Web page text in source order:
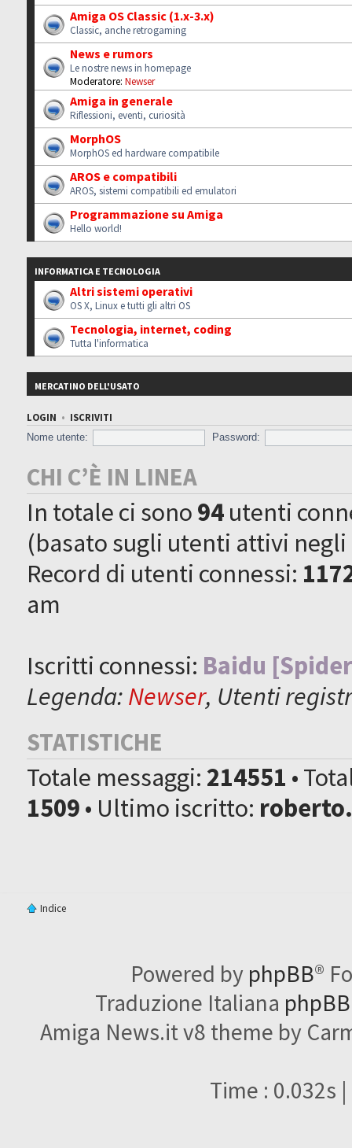
Amiga OS Classic (1.x-3.x)
Classic, anche retrogaming
News e rumors
Le nostre news in homepage
Moderatore: Newser
Amiga in generale
Riflessioni, eventi, curiosità
MorphOS
MorphOS ed hardware compatibile
AROS e compatibili
AROS, sistemi compatibili ed emulatori
Programmazione su Amiga
Hello world!
INFORMATICA E TECNOLOGIA
Altri sistemi operativi
OS X, Linux e tutti gli altri OS
Tecnologia, internet, coding
Tutta l'informatica
MERCATINO DELL'USATO
LOGIN • ISCRIVITI
Nome utente:
Password:
CHI C’È IN LINEA
In totale ci sono94utenti
(basato sugli utenti attivi
Record di utenti connessi:
am
Iscritti connessi: Baidu
Legenda:Newser, Utenti
STATISTICHE
Totale messaggi: 214551 •
1509• Ultimo iscritto:
Indice
Powered by phpBB®
Traduzione Italiana
Amiga News.it v8 theme by
Time : 0.032s